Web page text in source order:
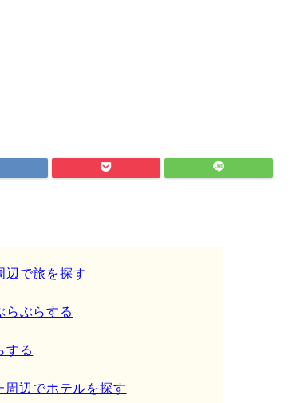
辺で旅を探す
らぶらする
する
周辺でホテルを探す